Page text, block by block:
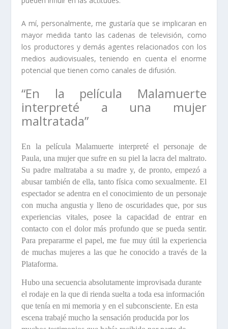
A mí, personalmente, me gustaría que se implicaran en
mayor medida tanto las cadenas de televisión, como
los productores y demás agentes relacionados con los
medios audiovisuales, teniendo en cuenta el enorme
potencial que tienen como canales de difusión.
“En la película Malamuerte
interpreté a una mujer
maltratada”
En la películaMalamuerte interpreté el personaje de
Paula, una mujer que sufre en su piel la lacra del maltrato.
Su padre maltrataba a su madre y, de pronto, empezó a
abusar también de ella, tanto física como sexualmente. El
espectador se adentra en el conocimiento de un personaje
con mucha angustia y lleno de oscuridades que, por sus
experiencias vitales, posee la capacidad de entrar en
contacto con el dolor más profundo que se pueda sentir.
Para prepararme el papel, me fue muy útil la experiencia
de muchas mujeres a las que he conocido a través de la
Plataforma.
Hubo una secuencia absolutamente improvisada durante
el rodaje en la que di rienda suelta a toda esa información
que tenía en mi memoria y en el subconsciente. En esta
escena trabajé mucho la sensación producida por los